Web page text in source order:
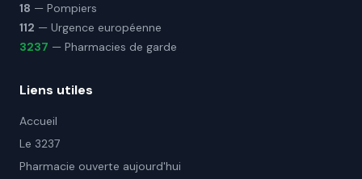
18 — Pompiers
112 — Urgence européenne
3237 — Pharmacies de garde
Liens utiles
Accueil
Le 3237
Pharmacie ouverte aujourd'hui